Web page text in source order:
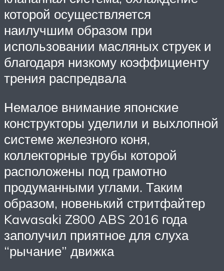
которой осуществляется
наилучшим образом при
использовании масляных струек и
благодаря низкому коэффициенту
трения распредвала
Немалое внимание японские
конструкторы уделили и выхлопной
системе железного коня,
коллекторные трубы которой
расположены под грамотно
продуманными углами. Таким
образом, новенький стритфайтер
Kawasaki Z800 ABS 2016 года
заполучил приятное для слуха
“рычание” движка